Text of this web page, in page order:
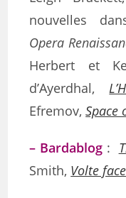
nouvelles
Opera
Herbert et
d’Ayerdhal,
Efremov,Space
– Bardablog :
Smith, Volte face